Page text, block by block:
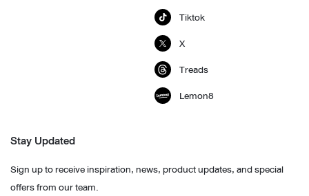
Tiktok
X
Treads
Lemon8
Stay Updated
Sign up to receive inspiration, news, product updates, and special
offers from our team.